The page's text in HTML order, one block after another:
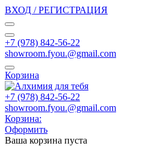
ВХОД / РЕГИСТРАЦИЯ
+7 (978) 842-56-22
showroom.fyou.@gmail.com
Корзина
+7 (978) 842-56-22
showroom.fyou.@gmail.com
Корзина:
Оформить
Ваша корзина пуста